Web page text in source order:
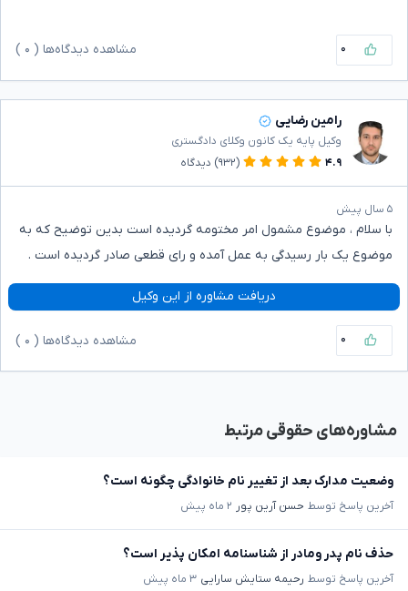
۰ مشاهده دیدگاه‌ها ( ۰
رامین رضایی
وکیل پایه یک کانون وکلای دادگستری
۴.۹
(۹۳۲) دیدگاه
۵ سال پیش
با سلام ، موضوع مشمول امر مختومه گردیده است بدین توضیح که به
موضوع یک بار رسیدگی به عمل آمده و رای قطعی صادر گردیده است .
دریافت مشاوره از این وکیل
۰ مشاهده دیدگاه‌ها ( ۰
مشاوره‌های حقوقی مرتبط
وضعیت مدارک بعد از تغییر نام خانوادگی چگونه است؟
آخرین پاسخ توسط حسن آرین پور ۲ ماه پیش
حذف نام پدر ومادر از شناسنامه امکان پذیر است؟
آخرین پاسخ توسط رحیمه ستایش سارایی ۳ ماه پیش